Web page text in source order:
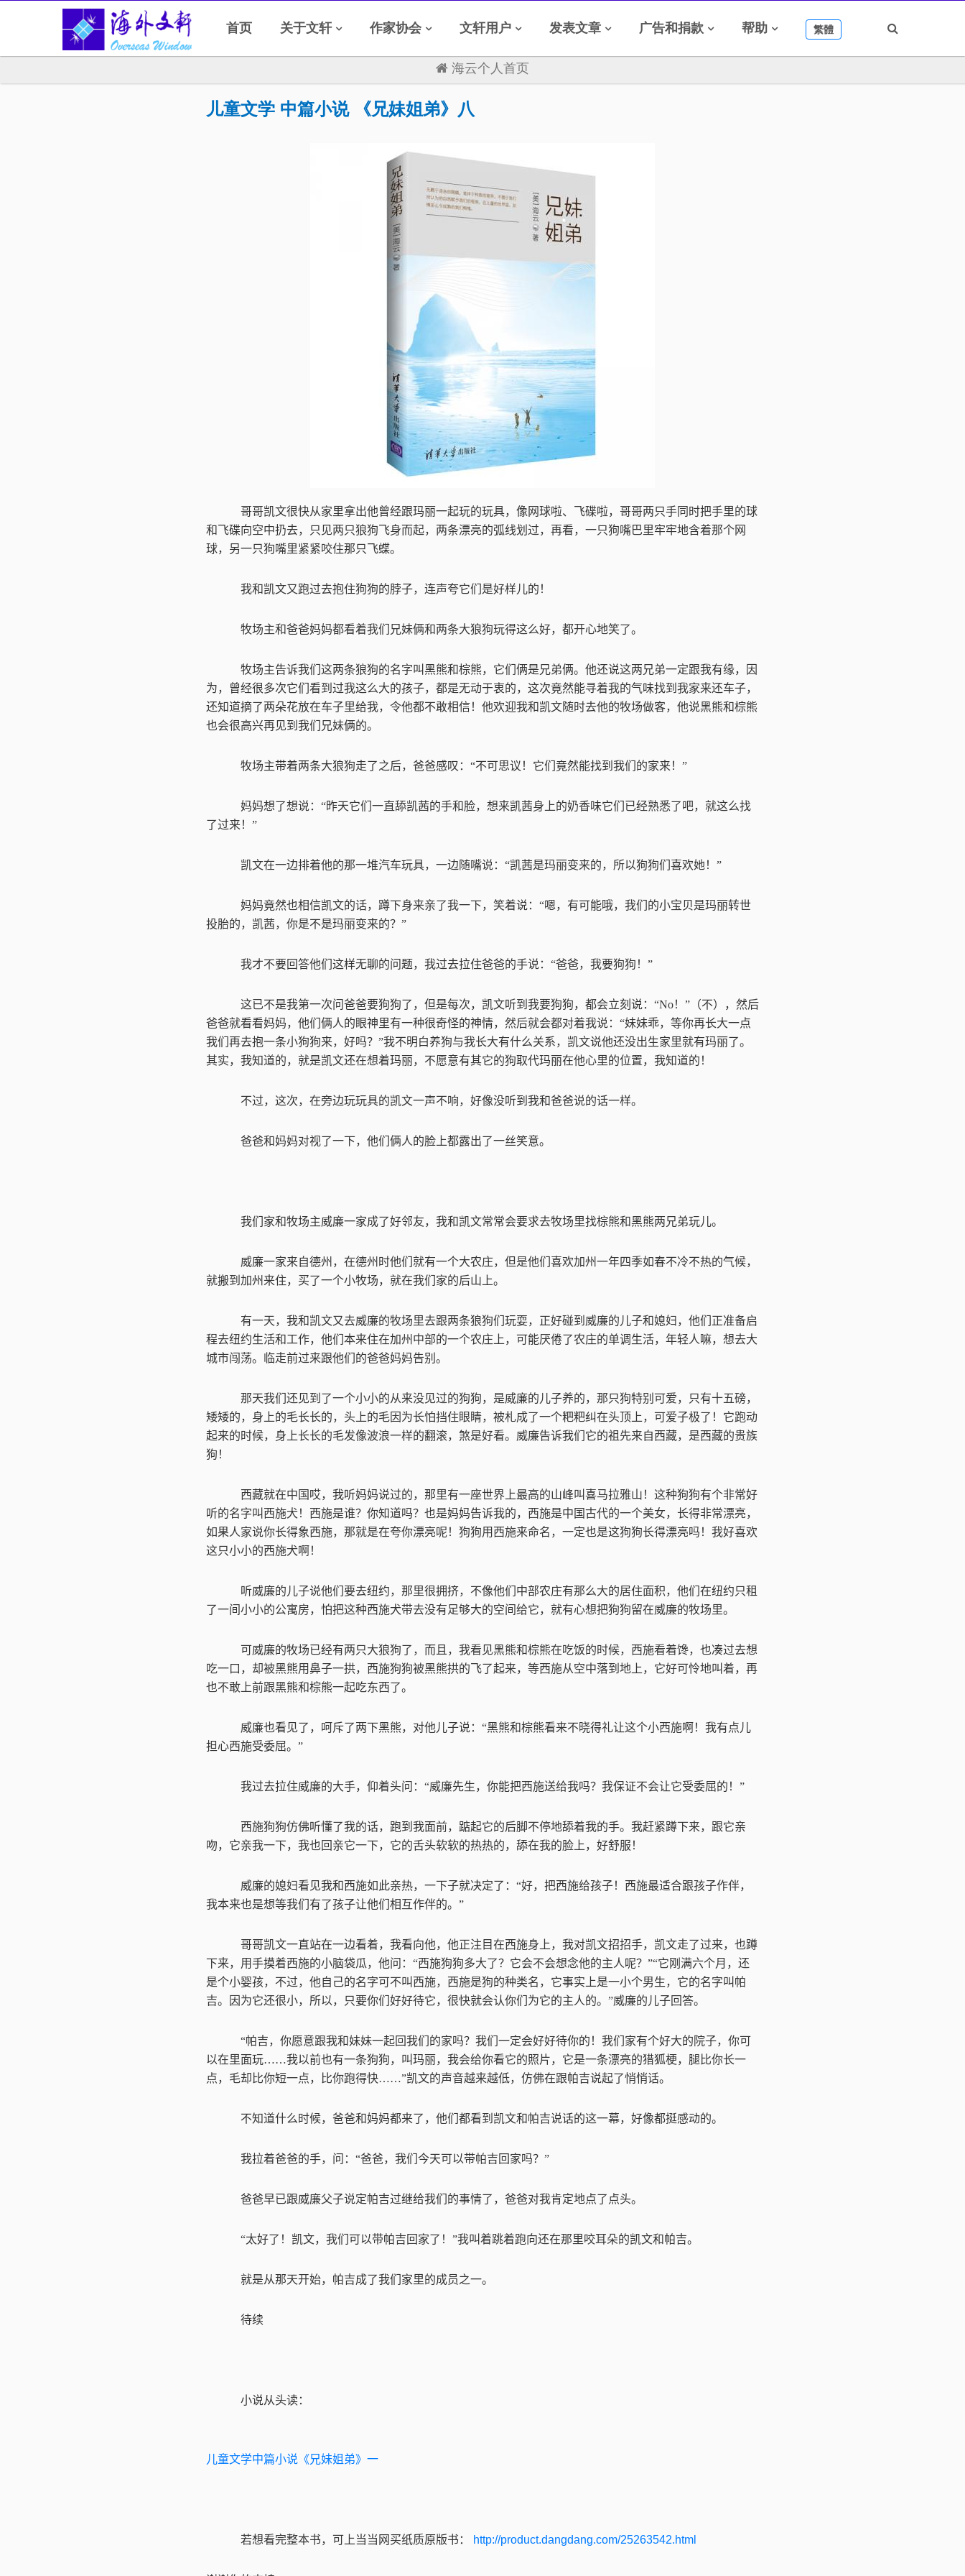
首页 关于文轩 作家协会 文轩用户 发表文章 广告和捐款 帮助 繁體
海云个人首页
儿童文学 中篇小说 《兄妹姐弟》八
哥哥凯文很快从家里拿出他曾经跟玛丽一起玩的玩具，像网球啦、飞碟啦，哥哥两只手同时把手里的球
和飞碟向空中扔去，只见两只狼狗飞身而起，两条漂亮的弧线划过，再看，一只狗嘴巴里牢牢地含着那个网
球，另一只狗嘴里紧紧咬住那只飞蝶。
我和凯文又跑过去抱住狗狗的脖子，连声夸它们是好样儿的！
牧场主和爸爸妈妈都看着我们兄妹俩和两条大狼狗玩得这么好，都开心地笑了。
牧场主告诉我们这两条狼狗的名字叫黑熊和棕熊，它们俩是兄弟俩。他还说这两兄弟一定跟我有缘，因
为，曾经很多次它们看到过我这么大的孩子，都是无动于衷的，这次竟然能寻着我的气味找到我家来还车子，
还知道摘了两朵花放在车子里给我，令他都不敢相信！他欢迎我和凯文随时去他的牧场做客，他说黑熊和棕熊
也会很高兴再见到我们兄妹俩的。
牧场主带着两条大狼狗走了之后，爸爸感叹： “不可思议！它们竟然能找到我们的家来！ ”
妈妈想了想说： “昨天它们一直舔凯茜的手和脸，想来凯茜身上的奶香味它们已经熟悉了吧，就这么找
了过来！ ”
凯文在一边排着他的那一堆汽车玩具，一边随嘴说： “凯茜是玛丽变来的，所以狗狗们喜欢她！ ”
妈妈竟然也相信凯文的话，蹲下身来亲了我一下，笑着说： “嗯，有可能哦，我们的小宝贝是玛丽转世
投胎的，凯茜，你是不是玛丽变来的？ ”
我才不要回答他们这样无聊的问题，我过去拉住爸爸的手说： “爸爸，我要狗狗！ ”
这已不是我第一次问爸爸要狗狗了，但是每次，凯文听到我要狗狗，都会立刻说： “No！ ” （不），然后
爸爸就看看妈妈，他们俩人的眼神里有一种很奇怪的神情，然后就会都对着我说： “妹妹乖，等你再长大一点
我们再去抱一条小狗狗来，好吗？ ”我不明白养狗与我长大有什么关系，凯文说他还没出生家里就有玛丽了。
其实，我知道的，就是凯文还在想着玛丽，不愿意有其它的狗取代玛丽在他心里的位置，我知道的！
不过，这次，在旁边玩玩具的凯文一声不响，好像没听到我和爸爸说的话一样。
爸爸和妈妈对视了一下，他们俩人的脸上都露出了一丝笑意。
我们家和牧场主威廉一家成了好邻友，我和凯文常常会要求去牧场里找棕熊和黑熊两兄弟玩儿。
威廉一家来自德州，在德州时他们就有一个大农庄，但是他们喜欢加州一年四季如春不冷不热的气候，
就搬到加州来住，买了一个小牧场，就在我们家的后山上。
有一天，我和凯文又去威廉的牧场里去跟两条狼狗们玩耍，正好碰到威廉的儿子和媳妇，他们正准备启
程去纽约生活和工作，他们本来住在加州中部的一个农庄上，可能厌倦了农庄的单调生活，年轻人嘛，想去大
城市闯荡。临走前过来跟他们的爸爸妈妈告别。
那天我们还见到了一个小小的从来没见过的狗狗，是威廉的儿子养的，那只狗特别可爱，只有十五磅，
矮矮的，身上的毛长长的，头上的毛因为长怕挡住眼睛，被札成了一个粑粑纠在头顶上，可爱子极了！它跑动
起来的时候，身上长长的毛发像波浪一样的翻滚，煞是好看。威廉告诉我们它的祖先来自西藏，是西藏的贵族
狗！
西藏就在中国哎，我听妈妈说过的，那里有一座世界上最高的山峰叫喜马拉雅山！这种狗狗有个非常好
听的名字叫西施犬！西施是谁？你知道吗？也是妈妈告诉我的，西施是中国古代的一个美女，长得非常漂亮，
如果人家说你长得象西施，那就是在夸你漂亮呢！狗狗用西施来命名，一定也是这狗狗长得漂亮吗！我好喜欢
这只小小的西施犬啊！
听威廉的儿子说他们要去纽约，那里很拥挤，不像他们中部农庄有那么大的居住面积，他们在纽约只租
了一间小小的公寓房，怕把这种西施犬带去没有足够大的空间给它，就有心想把狗狗留在威廉的牧场里。
可威廉的牧场已经有两只大狼狗了，而且，我看见黑熊和棕熊在吃饭的时候，西施看着馋，也凑过去想
吃一口，却被黑熊用鼻子一拱，西施狗狗被黑熊拱的飞了起来，等西施从空中落到地上，它好可怜地叫着，再
也不敢上前跟黑熊和棕熊一起吃东西了。
威廉也看见了，呵斥了两下黑熊，对他儿子说： “黑熊和棕熊看来不晓得礼让这个小西施啊！我有点儿
担心西施受委屈。 ”
我过去拉住威廉的大手，仰着头问： “威廉先生，你能把西施送给我吗？我保证不会让它受委屈的！ ”
西施狗狗仿佛听懂了我的话，跑到我面前，踮起它的后脚不停地舔着我的手。我赶紧蹲下来，跟它亲
吻，它亲我一下，我也回亲它一下，它的舌头软软的热热的，舔在我的脸上，好舒服！
威廉的媳妇看见我和西施如此亲热，一下子就决定了： “好，把西施给孩子！西施最适合跟孩子作伴，
我本来也是想等我们有了孩子让他们相互作伴的。 ”
哥哥凯文一直站在一边看着，我看向他，他正注目在西施身上，我对凯文招招手，凯文走了过来，也蹲
下来，用手摸着西施的小脑袋瓜，他问： “西施狗狗多大了？它会不会想念他的主人呢？ ”“它刚满六个月，还
是个小婴孩，不过，他自己的名字可不叫西施，西施是狗的种类名，它事实上是一小个男生，它的名字叫帕
吉。因为它还很小，所以，只要你们好好待它，很快就会认你们为它的主人的。 ”威廉的儿子回答。
“帕吉，你愿意跟我和妹妹一起回我们的家吗？我们一定会好好待你的！我们家有个好大的院子，你可
以在里面玩……我以前也有一条狗狗，叫玛丽，我会给你看它的照片，它是一条漂亮的猎狐梗，腿比你长一
点，毛却比你短一点，比你跑得快……”凯文的声音越来越低，仿佛在跟帕吉说起了悄悄话。
不知道什么时候，爸爸和妈妈都来了，他们都看到凯文和帕吉说话的这一幕，好像都挺感动的。
我拉着爸爸的手，问： “爸爸，我们今天可以带帕吉回家吗？ ”
爸爸早已跟威廉父子说定帕吉过继给我们的事情了，爸爸对我肯定地点了点头。
“太好了！凯文，我们可以带帕吉回家了！ ”我叫着跳着跑向还在那里咬耳朵的凯文和帕吉。
就是从那天开始，帕吉成了我们家里的成员之一。
待续
小说从头读：
儿童文学中篇小说《兄妹姐弟》一
若想看完整本书，可上当当网买纸质原版书： http://product.dangdang.com/25263542.html